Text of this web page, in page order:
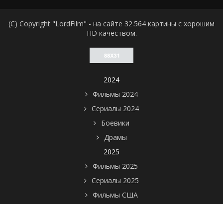
(C) Copyright "LordFilm" - на сайте 32.564 картины с хорошим
HD качеством.
2024
Фильмы 2024
Сериалы 2024
Боевики
Драмы
2025
Фильмы 2025
Сериалы 2025
Фильмы США